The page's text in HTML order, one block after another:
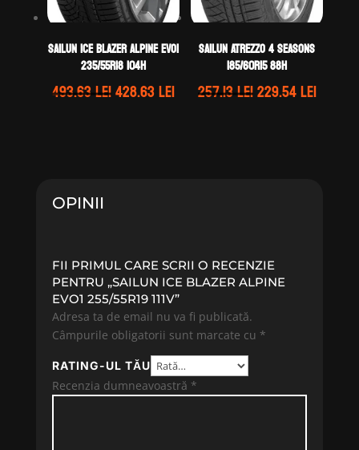
Sailun ICE BLAZER ALPINE EVO1
235/55R18 104H
493.63leiPrețul
428.63leiPrețul
Sailun ATREZZO 4 SEASONS
185/60R15 88H
257.13leiPrețul
229.54leiPrețul
OPINII
FII PRIMUL CARE SCRII O RECENZIE
PENTRU „SAILUN ICE BLAZER ALPINE
EVO1 255/55R19 111V”
Adresa ta de email nu va fi publicată.
Câmpurile obligatorii sunt marcate cu *
RATING-UL TĂU
Recenzia dumneavoastră *